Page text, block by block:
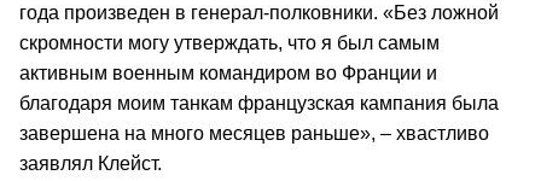
года произведен в генерал-полковники. «Без ложной
скромности могу утверждать, что я был самым
активным военным командиром во Франции и
благодаря моим танкам французская кампания была
завершена на много месяцев раньше», – хвастливо
заявлял Клейст.